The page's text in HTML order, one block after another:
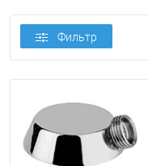
Фильтр